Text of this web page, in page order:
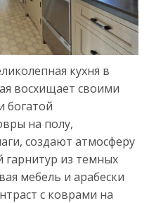
кухня в
восхищает своими
богатой
на полу,
создают атмосферу
гарнитур из темных
мебель и арабески
с коврами на